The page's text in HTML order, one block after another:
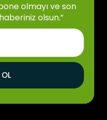
olmayı ve son
olsun.”